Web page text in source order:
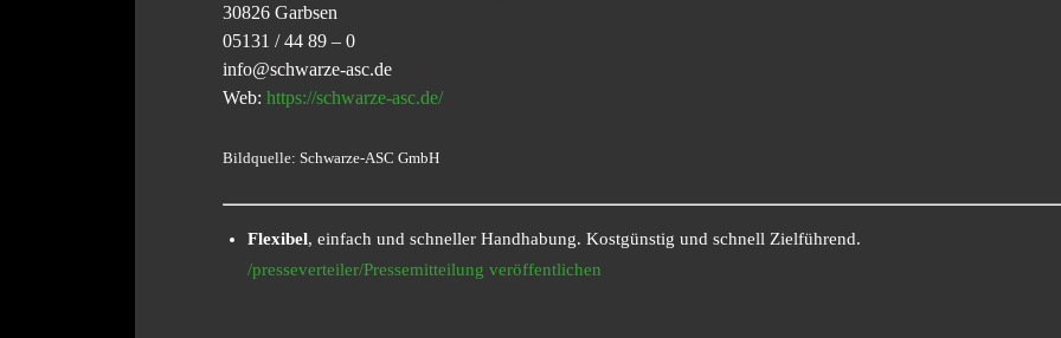
30826 Garbsen
05131 / 44 89 – 0
info@schwarze-asc.de
Web: https://schwarze-asc.de/
Bildquelle: Schwarze-ASC GmbH
Flexibel, einfach und schneller Handhabung. Kostgünstig und schnell Zielführend.
/presseverteiler/Pressemitteilung veröffentlichen